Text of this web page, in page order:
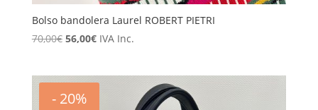
Bolso bandolera Laurel ROBERT PIETRI
70,00€ El
era:
70,00€.
56,00€El
es:
IVA Inc.
- 20%